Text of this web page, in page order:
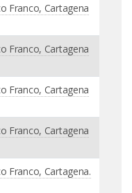
Franco, Cartagena
Franco, Cartagena
Franco, Cartagena
Franco, Cartagena
Franco, Cartagena.